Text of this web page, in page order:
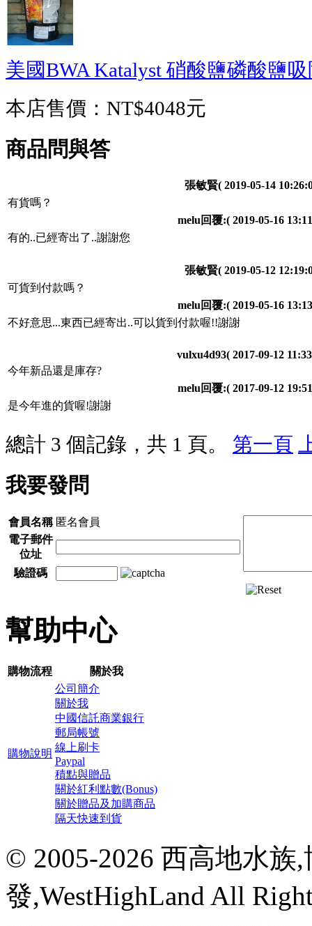
美國BWA Katalyst 硝酸鹽磷酸鹽
本店售價： NT$4048元
商品問與答
張敏賢( 2019-05-14
有貨嗎？
melu回覆:( 2019-05-16
有的..已經寄出了..謝謝您
張敏賢( 2019-05-12
可貨到付款嗎？
melu回覆:( 2019-05-16
不好意思...東西已經寄出..可以貨到付款喔!!謝謝
vulxu4d93( 2017-09-12
今年新品還是庫存?
melu回覆:( 2017-09-12
是今年進的貨喔!謝謝
總計 3 個記錄，共 1 頁。 第一頁
我要發問
會員名稱 匿名會員
電子郵件
位址
驗證碼
幫助中心
購物流程 關於我
購物說明
公司簡介
關於我
中國信託商業銀行
郵局帳號
線上刷卡
Paypal
積點與贈品
關於紅利點數(Bonus)
關於贈品及加購商品
隔天快速到貨
© 2005-2026 西高地水族
發,WestHighLand All